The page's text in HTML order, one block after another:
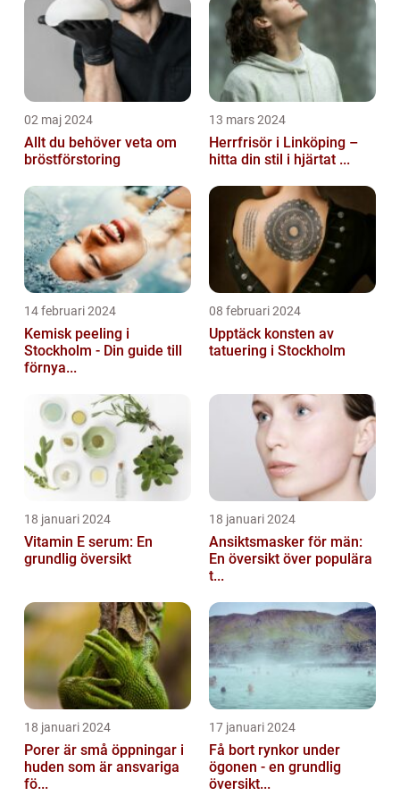
02 maj 2024
Allt du behöver veta om
bröstförstoring
13 mars 2024
Herrfrisör i Linköping –
hitta din stil i hjärtat ...
14 februari 2024
Kemisk peeling i
Stockholm - Din guide till
förnya...
08 februari 2024
Upptäck konsten av
tatuering i Stockholm
18 januari 2024
Vitamin E serum: En
grundlig översikt
18 januari 2024
Ansiktsmasker för män:
En översikt över populära
t...
18 januari 2024
Porer är små öppningar i
huden som är ansvariga
fö...
17 januari 2024
Få bort rynkor under
ögonen - en grundlig
översikt...